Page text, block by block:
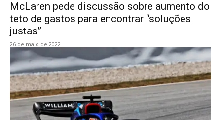
McLaren pede discussão sobre aumento do
teto de gastos para encontrar “soluções
justas”
26 de maio de 2022